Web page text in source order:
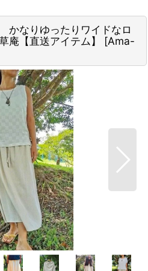
かなりゆったりワイドなロ
【直送アイテム】
[Ama-